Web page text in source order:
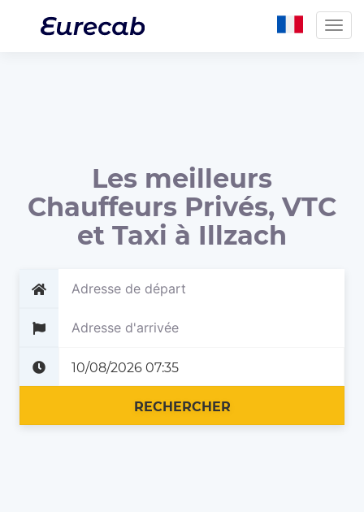
Les meilleurs
Chauffeurs Privés, VTC
et Taxi à Illzach
RECHERCHER